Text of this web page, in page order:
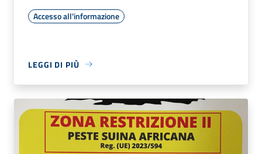
Accesso all'informazione
LEGGI DI PIÙ